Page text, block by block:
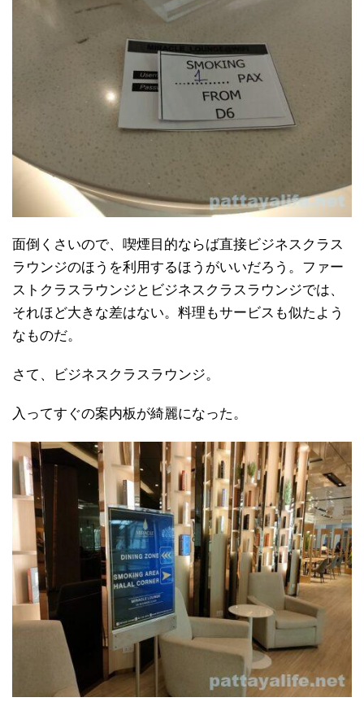
面倒くさいので、喫煙目的ならば直接ビジネスクラス
ラウンジのほうを利用するほうがいいだろう。ファー
ストクラスラウンジとビジネスクラスラウンジでは、
それほど大きな差はない。料理もサービスも似たよう
なものだ。
さて、ビジネスクラスラウンジ。
入ってすぐの案内板が綺麗になった。